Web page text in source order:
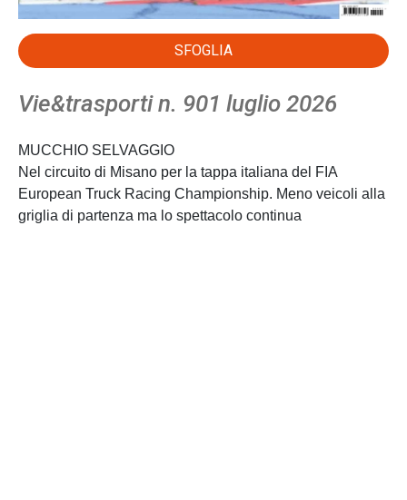
SFOGLIA
Vie&trasporti n. 901 luglio 2026
MUCCHIO SELVAGGIO
Nel circuito di Misano per la tappa italiana del FIA
European Truck Racing Championship. Meno veicoli alla
griglia di partenza ma lo spettacolo continua